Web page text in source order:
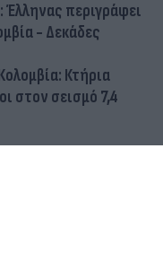
Έλληνας περιγράφει
- Δεκάδες
Κτήρια
στον σεισμό 7,4